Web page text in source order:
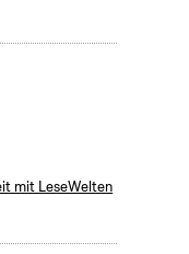
mit LeseWelten